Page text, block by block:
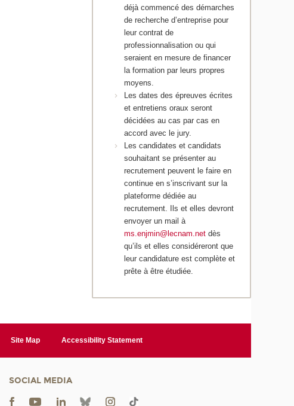
déjà commencé des démarches
de recherche d’entreprise pour
leur contrat de
professionnalisation ou qui
seraient en mesure de financer
la formation par leurs propres
moyens.
Les dates des épreuves écrites
et entretiens oraux seront
décidées au cas par cas en
accord avec le jury.
Les candidates et candidats
souhaitant se présenter au
recrutement peuvent le faire en
continue en s’inscrivant sur la
plateforme dédiée au
recrutement. Ils et elles devront
envoyer un mail à
ms.enjmin@lecnam.netdès
qu’ils et elles considéreront que
leur candidature est complète et
prête à être étudiée.
Site Map Accessibility Statement
SOCIAL MEDIA